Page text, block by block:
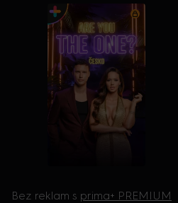
Bez reklam s prima+ PREMIUM